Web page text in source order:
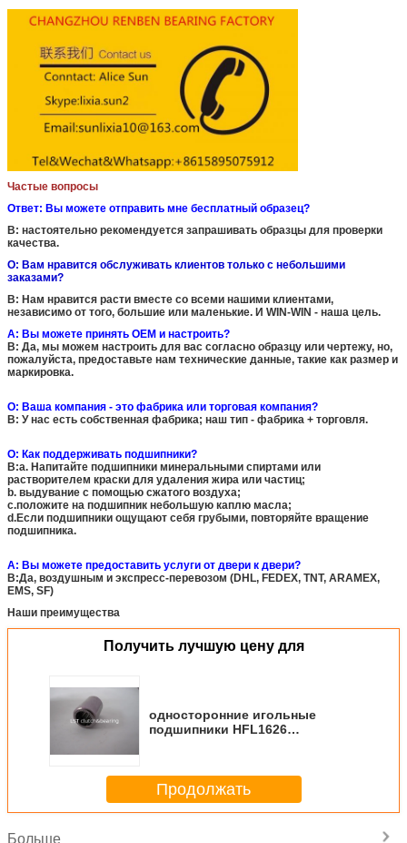
Частые вопросы
Ответ: Вы можете отправить мне бесплатный образец?
B: настоятельно рекомендуется запрашивать образцы для проверки
качества.
О: Вам нравится обслуживать клиентов только с небольшими
заказами?
B: Нам нравится расти вместе со всеми нашими клиентами,
независимо от того, большие или маленькие. И WIN-WIN - наша цель.
A: Вы можете принять OEM и настроить?
B: Да, мы можем настроить для вас согласно образцу или чертежу, но,
пожалуйста, предоставьте нам технические данные, такие как размер и
маркировка.
О: Ваша компания - это фабрика или торговая компания?
B: У нас есть собственная фабрика; наш тип - фабрика + торговля.
О: Как поддерживать подшипники?
B:a. Напитайте подшипники минеральными спиртами или
растворителем краски для удаления жира или частиц;
b. выдувание с помощью сжатого воздуха;
c.положите на подшипник небольшую каплю масла;
d.Если подшипники ощущают себя грубыми, повторяйте вращение
подшипника.
А: Вы можете предоставить услуги от двери к двери?
B:Да, воздушным и экспресс-перевозом (DHL, FEDEX, TNT, ARAMEX,
EMS, SF)
Наши преимущества
Получить лучшую цену для
односторонние игольные
подшипники HFL1626
орудиях,
Продолжать
Больше